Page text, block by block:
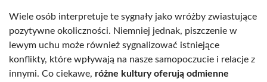
Wiele osób interpretuje te sygnały jako wróżby zwiastujące
pozytywne okoliczności. Niemniej jednak, piszczenie w
lewym uchu może również sygnalizować istniejące
konflikty, które wpływają na nasze samopoczucie i relacje z
innymi. Co ciekawe, różne kultury oferują odmienne